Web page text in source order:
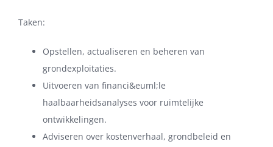
Taken:
Opstellen, actualiseren en beheren van
grondexploitaties.
Uitvoeren van financi&euml;le
haalbaarheidsanalyses voor ruimtelijke
ontwikkelingen.
Adviseren over kostenverhaal, grondbeleid en